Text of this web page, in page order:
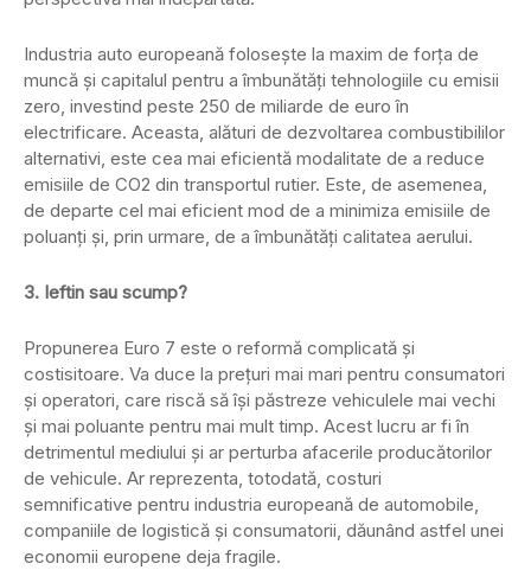
Industria auto europeană folosește la maxim de forța de
muncă și capitalul pentru a îmbunătăți tehnologiile cu emisii
zero, investind peste 250 de miliarde de euro în
electrificare. Aceasta, alături de dezvoltarea combustibililor
alternativi, este cea mai eficientă modalitate de a reduce
emisiile de CO2 din transportul rutier. Este, de asemenea,
de departe cel mai eficient mod de a minimiza emisiile de
poluanți și, prin urmare, de a îmbunătăți calitatea aerului.
3. Ieftin sau scump?
Propunerea Euro 7 este o reformă complicată și
costisitoare. Va duce la prețuri mai mari pentru consumatori
și operatori, care riscă să își păstreze vehiculele mai vechi
și mai poluante pentru mai mult timp. Acest lucru ar fi în
detrimentul mediului și ar perturba afacerile producătorilor
de vehicule. Ar reprezenta, totodată, costuri
semnificative pentru industria europeană de automobile,
companiile de logistică și consumatorii, dăunând astfel unei
economii europene deja fragile.